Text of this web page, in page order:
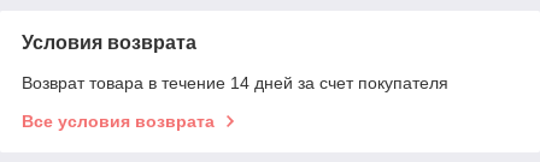
Условия возврата
Возврат товара в течение 14 дней за счет покупателя
Все условия возврата